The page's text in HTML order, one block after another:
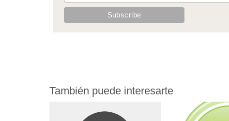
También puede interesarte